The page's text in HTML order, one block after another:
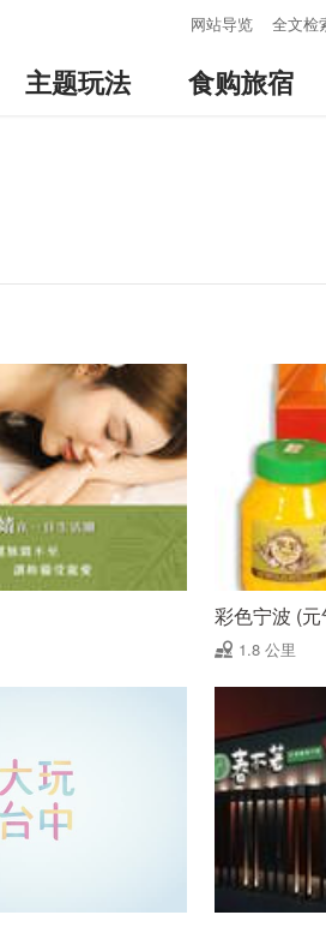
网站导览 全文检
主题玩法 食购旅宿
彩色宁波 (
1.8 公里